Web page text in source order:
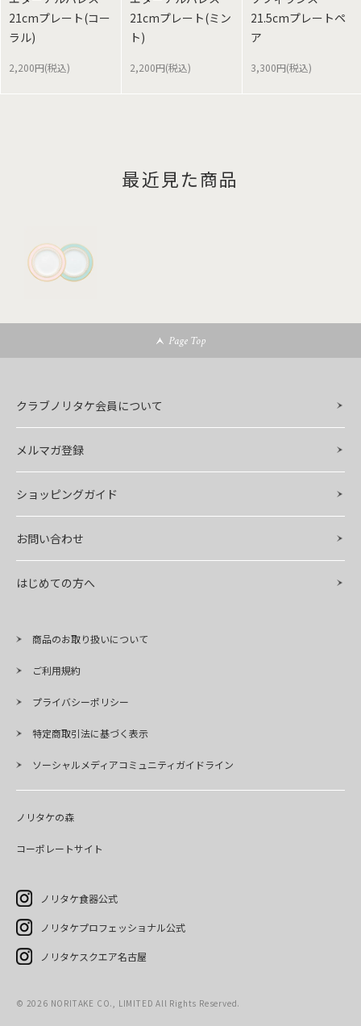
21cmプレート(コー
ラル)
2,200円(税込)
21cmプレート(ミン
ト)
2,200円(税込)
21.5cmプレートペ
ア
3,300円(税込)
最近見た商品
Page Top
クラブノリタケ会員について
メルマガ登録
ショッピングガイド
お問い合わせ
はじめての方へ
商品のお取り扱いについて
ご利用規約
プライバシーポリシー
特定商取引法に基づく表示
ソーシャルメディアコミュニティガイドライン
ノリタケの森
コーポレートサイト
ノリタケ食器公式
ノリタケプロフェッショナル公式
ノリタケスクエア名古屋
© 2026 NORITAKE CO., LIMITED All Rights Reserved.